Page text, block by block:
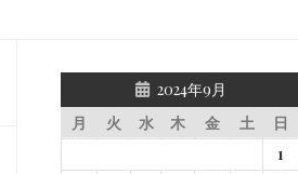
2024年9月
月
火 水 木 金 土
日
1